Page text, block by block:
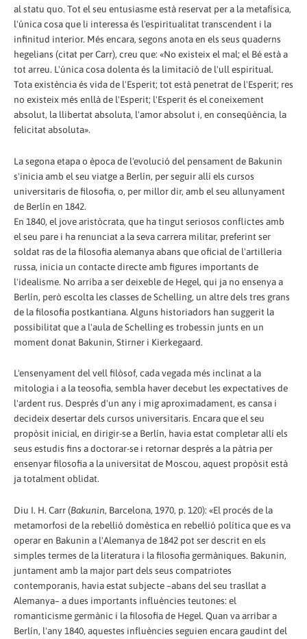
al statu quo. Tot el seu entusiasme està reservat per a la metafísica,
l'única cosa que li interessa és l'espiritualitat transcendent i la
infinitud interior. Més encara, segons anota en els seus quaderns
hegelians (citat per Carr), creu que: «No existeix el mal; el Bé està a
tot arreu. L'única cosa dolenta és la limitació de l'ull espiritual.
Tota existència és vida de l'Esperit; tot està penetrat de l'Esperit; res
no existeix més enllà de l'Esperit; l'Esperit és el coneixement
absolut, la llibertat absoluta, l'amor absolut i, en conseqüència, la
felicitat absoluta».
La segona etapa o època de l'evolució del pensament de Bakunin
s'inicia amb el seu viatge a Berlín, per seguir allí els cursos
universitaris de filosofia, o, per millor dir, amb el seu allunyament
de Berlín en 1842.
En 1840, el jove aristòcrata, que ha tingut seriosos conflictes amb
el seu pare i ha renunciat a la seva carrera militar, preferint ser
soldat ras de la filosofia alemanya abans que oficial de l'artilleria
russa, inicia un contacte directe amb figures importants de
l'idealisme. No arriba a ser deixeble de Hegel, qui ja no ensenya a
Berlín, però escolta les classes de Schelling, un altre dels tres grans
de la filosofia postkantiana. Alguns historiadors han suggerit la
possibilitat que a l'aula de Schelling es trobessin junts en un
moment donat Bakunin, Stirner i Kierkegaard.
L'ensenyament del vell filòsof, cada vegada més inclinat a la
mitologia i a la teosofia, sembla haver decebut les expectatives de
l'ardent rus. Després d'un any i mig aproximadament, es cansa i
decideix desertar dels cursos universitaris. Encara que el seu
propòsit inicial, en dirigir-se a Berlín, havia estat completar allí els
seus estudis fins a doctorar-se i retornar després a la pàtria per
ensenyar filosofia a la universitat de Moscou, aquest propòsit està
ja totalment oblidat.
Diu I. H. Carr (Bakunin, Barcelona, 1970, p. 120): «El procés de la
metamorfosi de la rebel·lió domèstica en rebel·lió política que es va
operar en Bakunin a l'Alemanya de 1842 pot ser descrit en els
simples termes de la literatura i la filosofia germàniques. Bakunin,
juntament amb la major part dels seus compatriotes
contemporanis, havia estat subjecte –abans del seu trasllat a
Alemanya– a dues importants influències teutones: el
romanticisme germànic i la filosofia de Hegel. Quan va arribar a
Berlín, l'any 1840, aquestes influències seguien encara gaudint del